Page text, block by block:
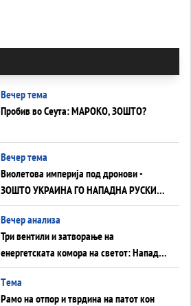
Вечер тема
Пробив во Сеута: МАРОКО, ЗОШТО?
Вечер тема
Виолетова империја под дронови -
ЗОШТО УКРАИНА ГО НАПАДНА РУСКИОТ
WILDBERRIES
Вечер анализа
Три вентили и затворање на
енергетската комора на светот: Нападот
во Суец најавува глобален енергетски
инфаркт?
Tема
Рамо на отпор и тврдина на патот кон